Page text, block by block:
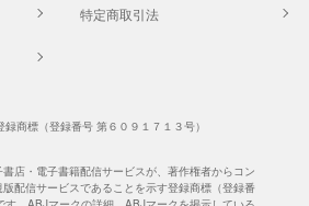
特定商取引法
店・電子書籍配信サービスが、著作権者からコン
配信サービスであることを示す登録商標（登録番